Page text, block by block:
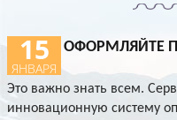
15
ЯНВАРЯ
ОФОРМЛЯЙТЕ
Это важно знать всем.
инновационную систему